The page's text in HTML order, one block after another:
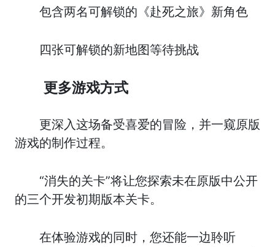
包含两名可解锁的《赴死之旅》新角色
四张可解锁的新地图等待挑战
更多游戏方式
更深入这场备受喜爱的冒险，并一窥原版
游戏的制作过程。
“消失的关卡”将让您探索未在原版中公开
的三个开发初期版本关卡。
在体验游戏的同时，您还能一边聆听